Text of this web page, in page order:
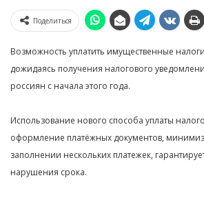
Поделиться
Возможность уплатить имущественные
дожидаясь получения налогового
россиян с начала этого года.
Использование нового способа уплаты
оформление платёжных документов,
заполнении нескольких платежек,
нарушения срока.